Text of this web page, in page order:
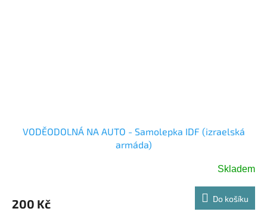
VODĚODOLNÁ NA AUTO - Samolepka IDF (izraelská
armáda)
Skladem
200 Kč Do košíku